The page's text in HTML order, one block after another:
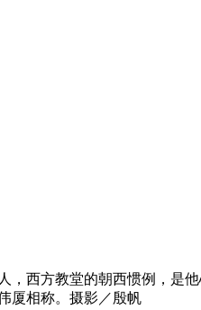
西方教堂的朝西惯例，是
厦相称。摄影／殷帆